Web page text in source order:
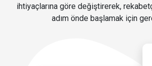
ihtiyaçlarına göre değiştirerek,
adım önde başlamak için